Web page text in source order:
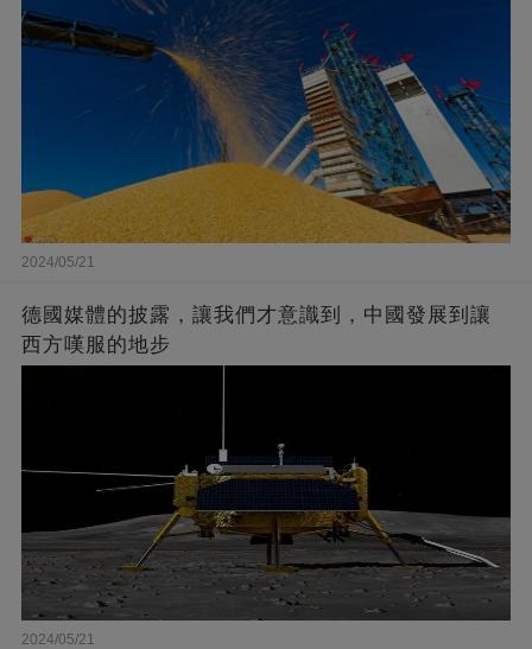
2024/05/21
德國媒體的披露，讓我們才意識到，中國發展到讓
西方嘆服的地步
2024/05/21